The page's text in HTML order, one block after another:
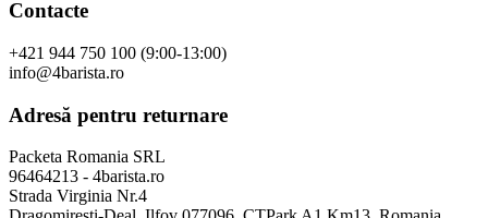
Contacte
+421 944 750 100 (9:00-13:00)
info@4barista.ro
Adresă pentru returnare
Packeta Romania SRL
96464213 - 4barista.ro
Strada Virginia Nr.4